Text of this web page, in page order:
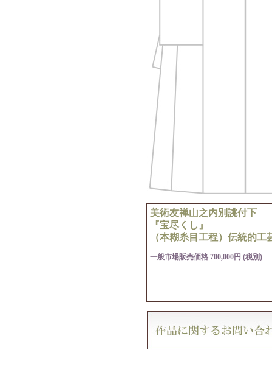
美術友禅山之内別誂付下
『宝尽くし』
（本糊糸目工程）伝統的工
一般市場販売価格 700,000円 (税別)